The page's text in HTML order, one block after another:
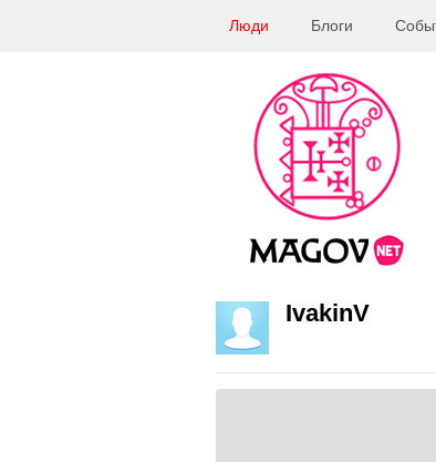
Люди Блоги
IvakinV